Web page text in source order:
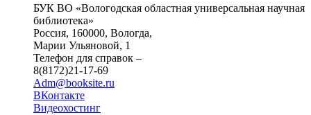
БУК ВО «Вологодская областная универсальная научная
библиотека»
Россия, 160000, Вологда,
Марии Ульяновой, 1
Телефон для справок –
8(8172)21-17-69
Adm@booksite.ru
ВКонтакте
Видеохостинг